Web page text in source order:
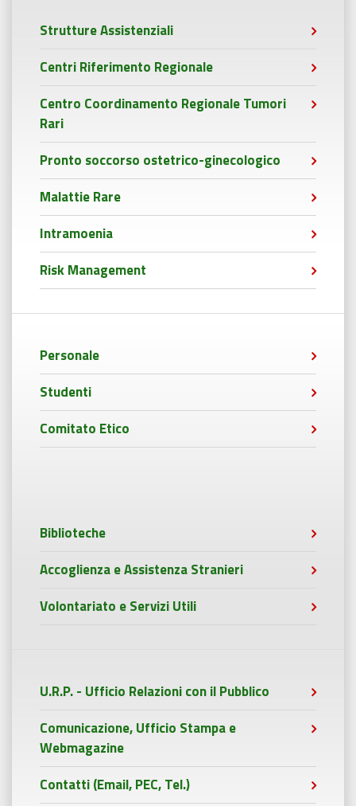
Strutture Assistenziali
Centri Riferimento Regionale
Centro Coordinamento Regionale Tumori
Rari
Pronto soccorso ostetrico-ginecologico
Malattie Rare
Intramoenia
Risk Management
Personale
Studenti
Comitato Etico
Biblioteche
Accoglienza e Assistenza Stranieri
Volontariato e Servizi Utili
U.R.P. - Ufficio Relazioni con il Pubblico
Comunicazione, Ufficio Stampa e
Webmagazine
Contatti (Email, PEC, Tel.)